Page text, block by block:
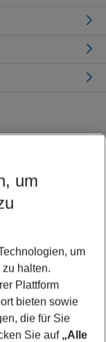
um
um
halten.
Plattform
bieten sowie
die für Sie
Sie auf „Alle